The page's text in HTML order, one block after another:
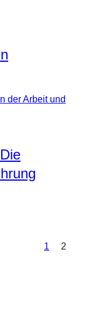
1 2